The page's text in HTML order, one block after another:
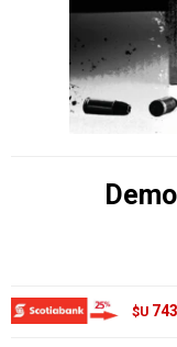
$U 743